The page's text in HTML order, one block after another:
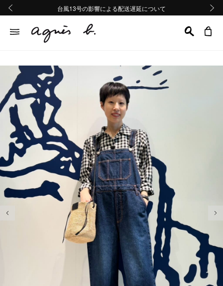
熊本地域地震の影響による配送遅延について
Summer Sale 2buy10%OFF!!
台風13号の影響による配送遅延について
熊本地域地震の影響による配送遅延について
Summer Sale 2buy10%OFF!!
前の画像